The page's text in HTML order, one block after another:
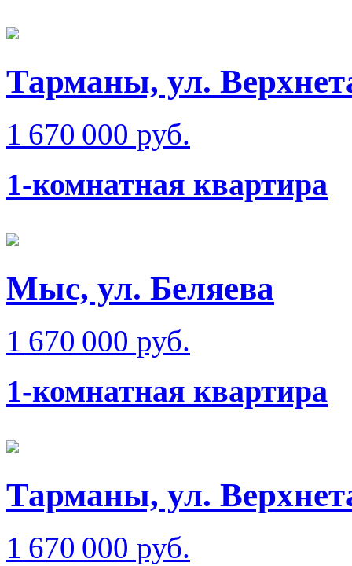
Тарманы, ул.
1 670 000 руб.
1-комнатная квартира
Мыс, ул. Беляева
1 670 000 руб.
1-комнатная квартира
Тарманы, ул.
1 670 000 руб.